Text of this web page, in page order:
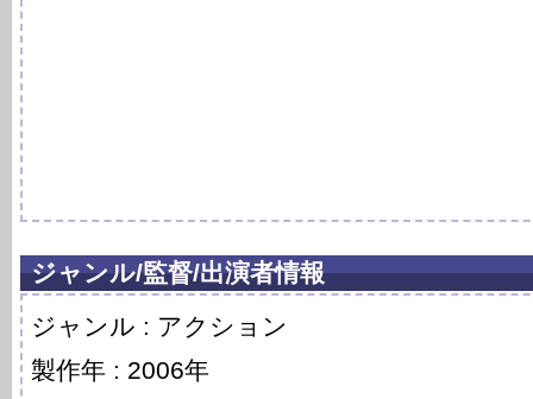
ジャンル/監督/出演者情報
ジャンル : アクション
製作年 : 2006年